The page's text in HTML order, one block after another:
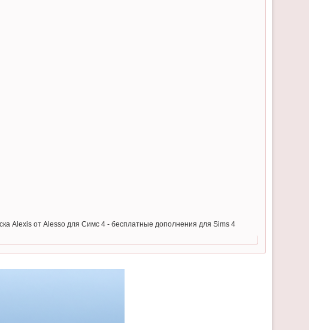
Alexis от Alesso для Симс 4 - бесплатные дополнения для Sims 4